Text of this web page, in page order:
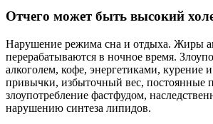
Отчего может быть высокий
Нарушение режима сна и отдыха. Жиры
перерабатываются в ночное время.
алкоголем, кофе, энергетиками, курение
привычки, избыточный вес, постоянные
злоупотребление фастфудом,
нарушению синтеза липидов.